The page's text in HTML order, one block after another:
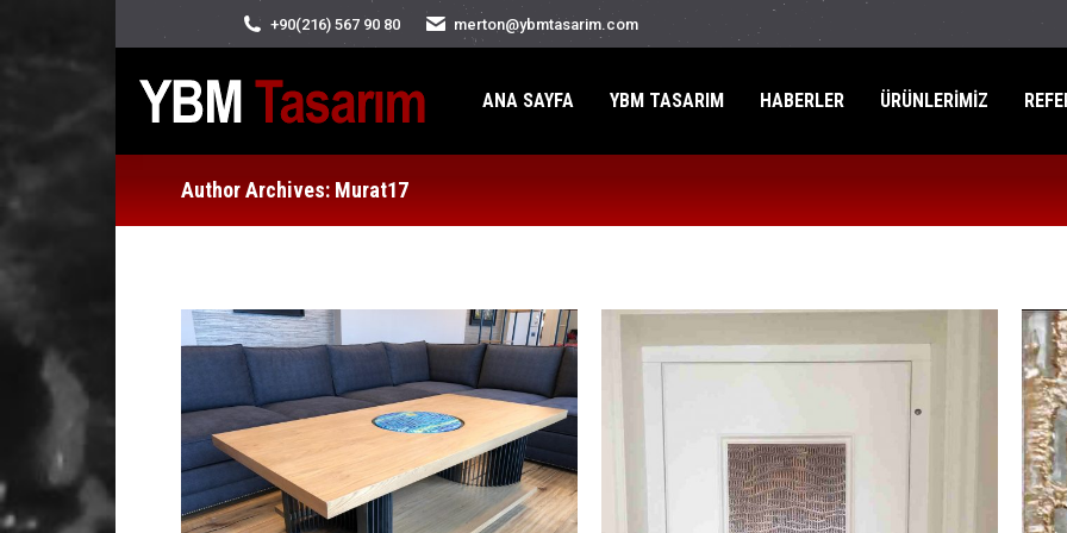
+90(216) 567 90 80 merton@ybmtasarim.com
ANA SAYFA YBM TASARIM HABERLER ÜRÜNLERİMİZ
Author Archives: Murat17